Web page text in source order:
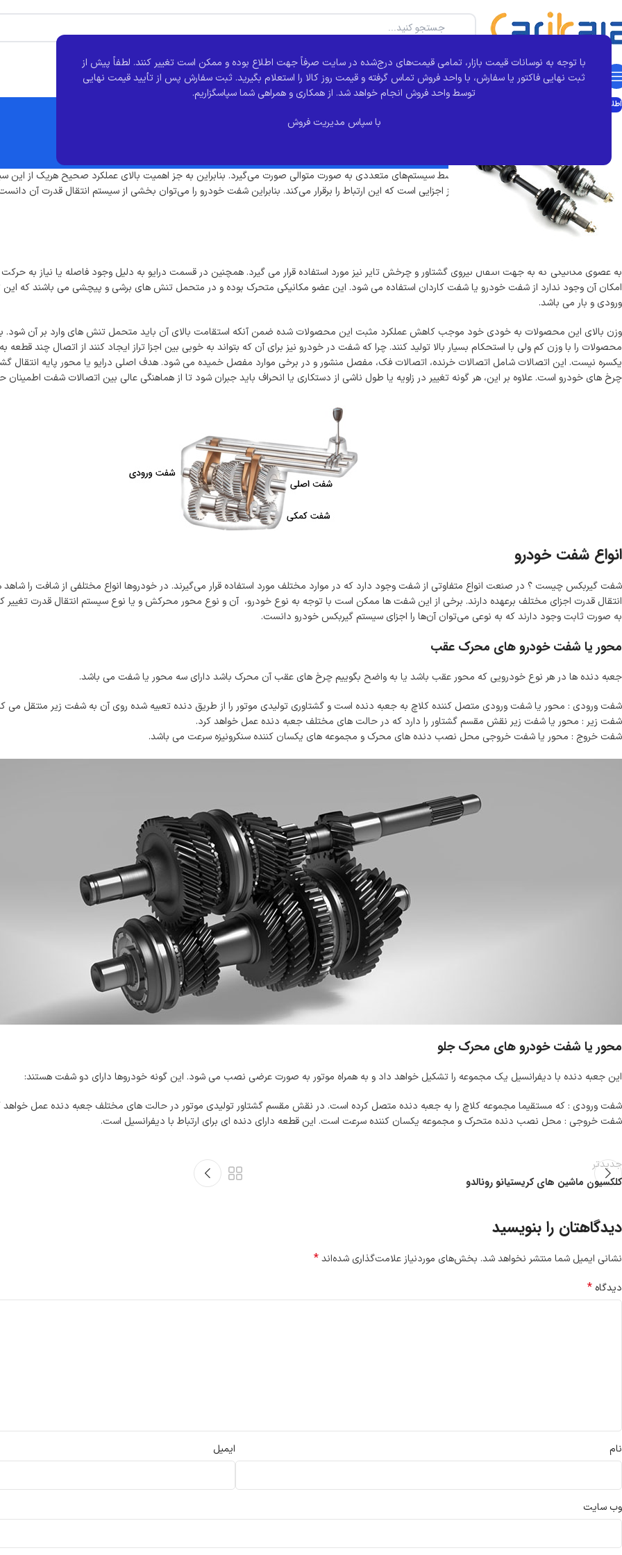
با توجه به نوسانات قیمت بازار، تمامی قیمت‌های درج‌شده در سایت صرفاً جهت اطلاع بوده و ممکن است تغییر کنند. لطفاً پیش از
ثبت نهایی فاکتور یا سفارش، با واحد فروش تماس گرفته و قیمت روز کالا را استعلام بگیرید. ثبت سفارش پس از تأیید قیمت نهایی
توسط واحد فروش انجام خواهد شد. از همکاری و همراهی شما سپاسگزاریم.
با سپاس مدیریت فروش
دسته بندی محصولات خانهبجورتماس با مادرباره کارآی کالا مقالات
اطلاعات فنی
شفت گیربکس چیست
ارسال توسط
انتقال قدرت در خودرو از موتور به چرخ‌ها توسط سیستم‌های متعددی به صورت متوالی صورت می‌گیرد. بنابراین به‌ جز اهمیت بالای عملکرد صحیح هریک از این
بین آن‌ها نیز اهمیت بالایی دارد. شفت یکی از اجزایی است که این ارتباط را برقرار می‌کند. بنابراین شفت خودرو را می‌توان بخشی از سیستم انتقال قدرت آن
مختلف منتقل می‌کند.
شفت گیربکس چیست
به عضوی مکانیکی که به جهت انتقال نیروی گشتاور و چرخش تایر نیز مورد استفاده قرار می گیرد. همچنین در قسمت درایو به دلیل وجود فاصله یا نیاز به
امکان آن وجود ندارد از شفت خودرو یا شفت کاردان استفاده می شود. این عضو مکانیکی متحرک بوده و در متحمل تنش های برشی و پیچشی می باشند که این
ورودی و بار می باشد.
وزن بالای این محصولات به خودی خود موجب کاهش عملکرد مثبت این محصولات شده ضمن آنکه استقامت بالای آن باید متحمل تنش های وارد بر آن شود.
محصولات را با وزن کم ولی با استحکام بسیار بالا تولید کنند. چرا که شفت در خودرو نیز برای آن که بتواند به خوبی بین اجزا تراز ایجاد کنند از اتصال چند
یکسره نیست. این اتصالات شامل اتصالات خرنده، اتصالات فک، مفصل منشور و در برخی موارد مفصل خمیده می شود. هدف اصلی درایو یا محور پایه انتقال
چرخ های خودرو است. علاوه بر این، هر گونه تغییر در زاویه یا طول ناشی از دستکاری یا انحراف باید جبران شود تا از هماهنگی عالی بین اتصالات شفت
انواع شفت خودرو
شفت گیربکس چیست ؟ در صنعت انواع متفاوتی از شفت وجود دارد که در موارد مختلف مورد استفاده قرار می‌گیرند. در خودروها انواع مختلفی از شافت را شاهد
انتقال قدرت اجزای مختلف برعهده دارند. برخی از این شفت‌ ها ممکن است با توجه به نوع خودرو، آن و نوع محور محرکش و یا نوع سیستم انتقال قدرت تغییر
به‌ صورت ثابت وجود دارند که به نوعی می‌توان آن‌ها را اجزای سیستم گیربکس خودرو دانست.
محور یا شفت خودرو های محرک عقب
جعبه دنده ها در هر نوع خودرویی که محور عقب باشد یا به واضح بگوییم چرخ های عقب آن محرک باشد دارای سه محور یا شفت می باشد.
شفت ورودی : محور یا شفت ورودی متصل کننده کلاچ به جعبه دنده است و گشتاوری تولیدی موتور را از طریق دنده تعبیه شده روی آن به شفت زیر منتقل می
شفت زیر : محور یا شفت زیر نقش مقسم گشتاور را دارد که در حالت های مختلف جعبه دنده عمل خواهد کرد.
شفت خروج : محور یا شفت خروجی محل نصب دنده های محرک و مجموعه های یکسان کننده سنکرونیزه سرعت می باشد.
محور یا شفت خودرو های محرک جلو
این جعبه دنده با دیفرانسیل یک مجموعه را تشکیل خواهد داد و به همراه موتور به صورت عرضی نصب می شود. این گونه خودروها دارای دو شفت هستند:
شفت ورودی : که مستقیما مجموعه کلاچ را به جعبه دنده متصل کرده است. در نقش مقسم گشتاور تولیدی موتور در حالت های مختلف جعبه دنده عمل خواهد
شفت خروجی : محل نصب دنده متحرک و مجموعه یکسان کننده سرعت است. این قطعه دارای دنده ای برای ارتباط با دیفرانسیل است.
جدیدتر
کلکسیون ماشین های کریستیانو رونالدو
دیدگاهتان را بنویسید
نشانی ایمیل شما منتشر نخواهد شد. بخش‌های موردنیاز علامت‌گذاری شده‌اند*
دیدگاه *
نام ایمیل
وب‌ سایت